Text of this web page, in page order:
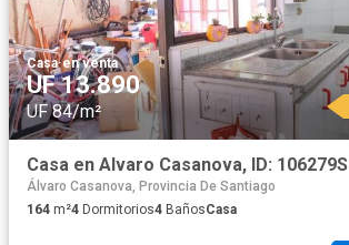
Casa·en venta
UF 13.890
UF 84/m²
Casa en Alvaro Casanova, ID: 106279S
Álvaro Casanova, Provincia De Santiago
164 m²4 Dormitorios4 BañosCasa